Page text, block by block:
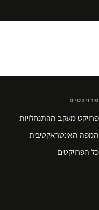
פרויקטים
פרויקט מעקב ההתנחלויות
המפה האינטראקטיבית
כל הפרויקטים